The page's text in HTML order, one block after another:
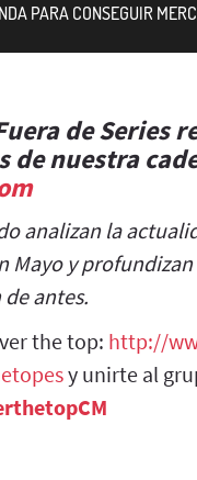
PARA CONSEGUIR
de
de nuestra
analizan la
Mayo y
antes.
the top: http://
y unirte al